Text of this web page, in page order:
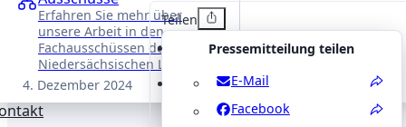
Erfahren Sie mehr über
unsere Arbeit in den
Fachausschüssen des
Niedersächsischen Landtages.
4. Dezember 2024
Teilen
Pressemitteilung teilen
E-Mail
Facebook